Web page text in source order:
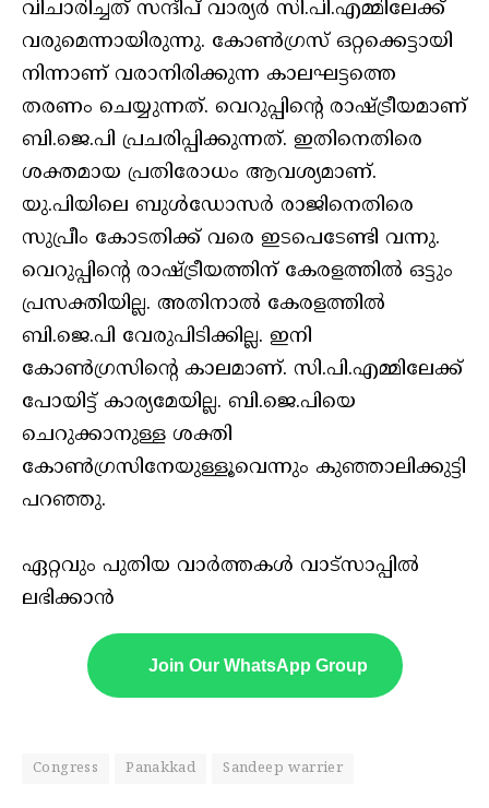
വിചാരിച്ചത് സന്ദീപ് വാര്യർ സി.പി.എമ്മിലേക്ക്
വരുമെന്നായിരുന്നു. കോൺഗ്രസ് ഒറ്റക്കെട്ടായി
നിന്നാണ് വരാനിരിക്കുന്ന കാലഘട്ടത്തെ
തരണം ചെയ്യുന്നത്. വെറുപ്പിന്റെ രാഷ്ട്രീയമാണ്
ബി.ജെ.പി പ്രചരിപ്പിക്കുന്നത്. ഇതിനെതിരെ
ശക്തമായ പ്രതിരോധം ആവശ്യമാണ്.
യു.പിയിലെ ബുൾഡോസർ രാജിനെതിരെ
സുപ്രീം കോടതിക്ക് വരെ ഇടപെടേണ്ടി വന്നു.
വെറുപ്പിന്റെ രാഷ്ട്രീയത്തിന് കേരളത്തിൽ ഒട്ടും
പ്രസക്തിയില്ല. അതിനാൽ കേരളത്തിൽ
ബി.ജെ.പി വേരുപിടിക്കില്ല. ഇനി
കോൺഗ്രസിന്റെ കാലമാണ്. സി.പി.എമ്മിലേക്ക്
പോയിട്ട് കാര്യമേയില്ല. ബി.ജെ.പിയെ
ചെറുക്കാനുള്ള ശക്തി
കോൺഗ്രസിനേയുള്ളൂവെന്നും കുഞ്ഞാലിക്കുട്ടി
പറഞ്ഞു.
ഏറ്റവും പുതിയ വാർത്തകൾ വാട്സാപ്പിൽ
ലഭിക്കാൻ
Join Our WhatsApp Group
Congress Panakkad Sandeep warrier